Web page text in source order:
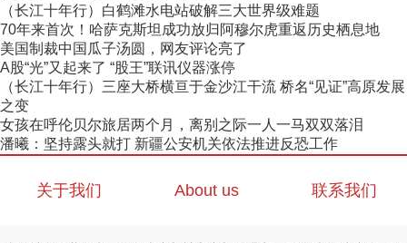
（长江十年行）白鹤滩水电站破解三大世界级难题
70年来首次！哈萨克斯坦成功放归阿穆尔虎重返历史栖息地
美国制裁中国瓜子汤圆，网友评论亮了
A股“光”又起来了 “股王”联讯仪器涨停
（长江十年行）三座大桥横亘于金沙江干流 桥名“见证”高原发展
之变
女孩在呼伦贝尔旅居两个月，离别之际一人一马双双落泪
潘曦：坚持露头就打 新疆公安机关依法推进反恐工作
关于我们 About us 联系我们